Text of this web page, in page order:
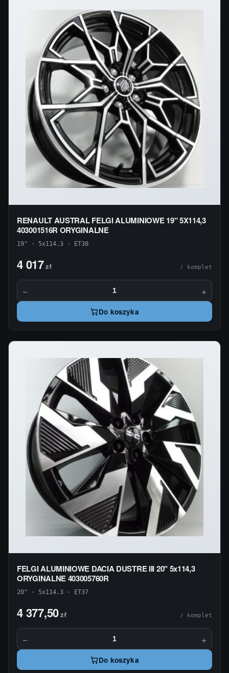
RENAULT AUSTRAL FELGI ALUMINIOWE 19" 5X114,3
403001516R ORYGINALNE
19" · 5x114.3 · ET30
4 017zł / komplet
− +
Do koszyka
FELGI ALUMINIOWE DACIA DUSTRE III 20" 5x114,3
ORYGINALNE 403005760R
20" · 5x114.3 · ET37
4 377,50zł / komplet
− +
Do koszyka